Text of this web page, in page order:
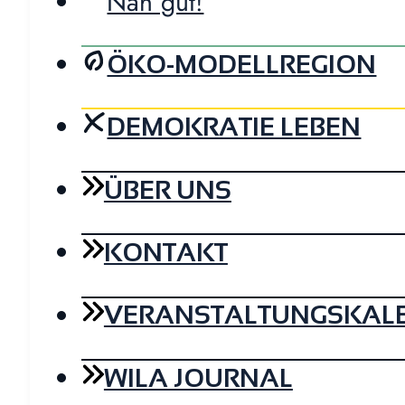
ÖKO-MODELLREGION
DEMOKRATIE LEBEN
ÜBER UNS
KONTAKT
WILA JOURNAL